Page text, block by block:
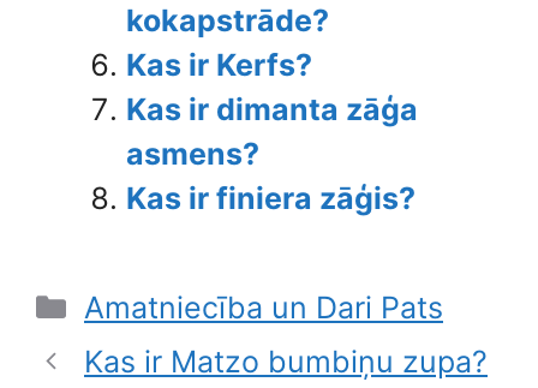
kokapstrāde?
Kas ir Kerfs?
Kas ir dimanta zāģa
asmens?
Kas ir finiera zāģis?
Categories
Amatniecība un Dari Pats
Kas ir Matzo bumbiņu zupa?